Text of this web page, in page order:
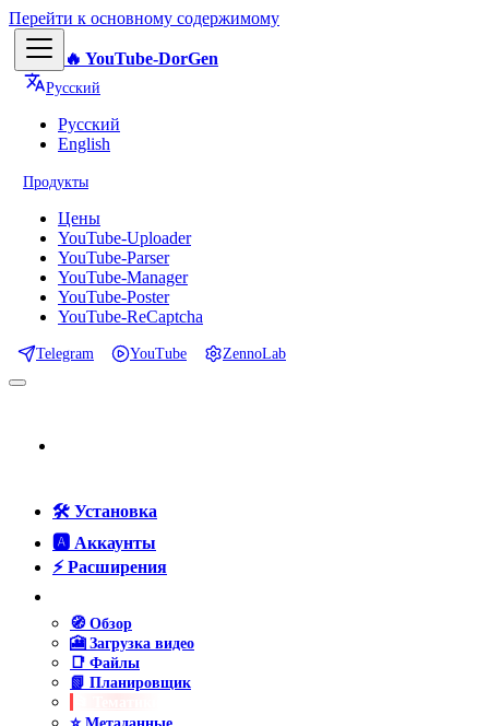
Перейти к основному содержимому
🔥 YouTube-DorGen
Русский
Русский
English
Продукты
Цены
YouTube-Uploader
YouTube-Parser
YouTube-Manager
YouTube-Poster
YouTube-ReCaptcha
Telegram YouTube ZennoLab
🛠️ Установка
🅰️ Аккаунты
⚡ Расширения
🧭 Обзор
🎦 Загрузка видео
📑 Файлы
📗 Планировщик
⭐ Метаданные